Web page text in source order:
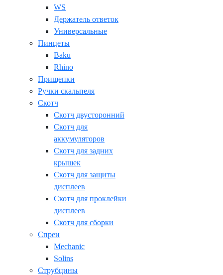
WS
Держатель ответок
Универсальные
Пинцеты
Baku
Rhino
Прищепки
Ручки скальпеля
Скотч
Скотч двусторонний
Скотч для
аккумуляторов
Скотч для задних
крышек
Скотч для защиты
дисплеев
Скотч для проклейки
дисплеев
Скотч для сборки
Спреи
Mechanic
Solins
Струбцины